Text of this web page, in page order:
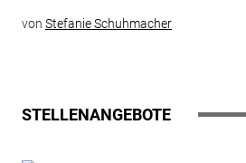
von Stefanie Schuhmacher
STELLENANGEBOTE